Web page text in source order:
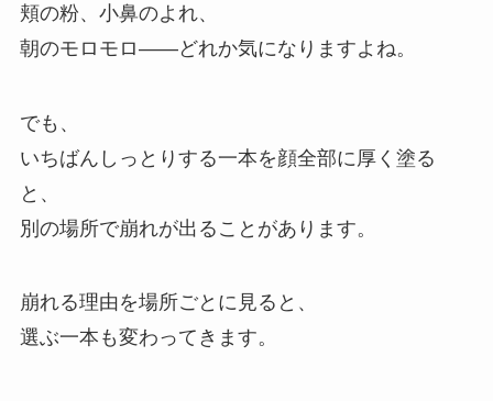
頬の粉、小鼻のよれ、
朝のモロモロ——どれか気になりますよね。
でも、
いちばんしっとりする一本を顔全部に厚く塗る
と、
別の場所で崩れが出ることがあります。
崩れる理由を場所ごとに見ると、
選ぶ一本も変わってきます。